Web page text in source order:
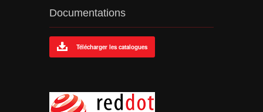
Documentations
Télécharger les catalogues